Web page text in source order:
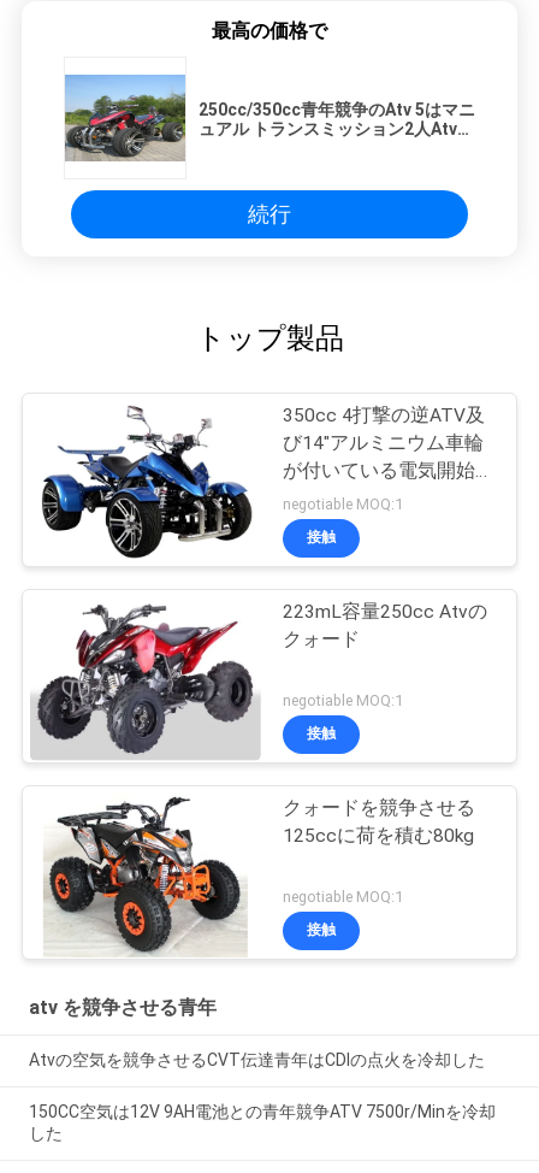
最高の価格で
250cc/350cc青年競争のAtv 5はマニ
ュアル トランスミッション2人Atvを
続行
トップ製品
350cc 4打撃の逆ATV及
び14"アルミニウム車輪
が付いている電気開始マ
ニュアル
negotiable MOQ:1
接触
223mL容量250cc Atvの
クォード
negotiable MOQ:1
接触
クォードを競争させる
125ccに荷を積む80kg
negotiable MOQ:1
接触
atv を競争させる青年
Atvの空気を競争させるCVT伝達青年はCDIの点火を冷却した
150CC空気は12V 9AH電池との青年競争ATV 7500r/Minを冷却
した